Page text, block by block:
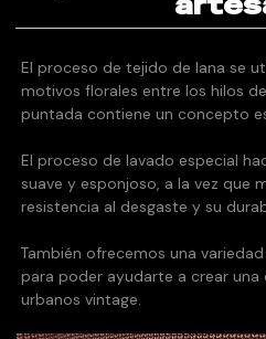
El proceso de tejido de lana se
motivos florales entre los hilos
puntada contiene un concepto
El proceso de lavado especial
suave y esponjoso, a la vez que
resistencia al desgaste y su
También ofrecemos una
para poder ayudarte a crear
urbanos vintage.